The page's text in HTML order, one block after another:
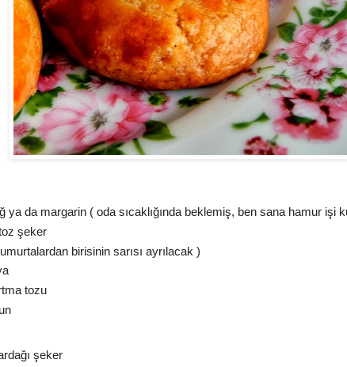
ya da margarin ( oda sıcaklığında beklemiş, ben sana hamur işi
şeker
birisinin sarısı ayrılacak )
tozu
şeker